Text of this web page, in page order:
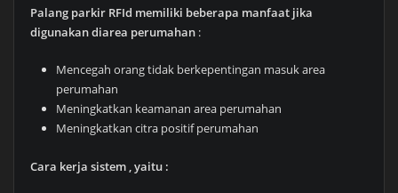
Palang parkir RFId memiliki beberapa manfaat jika
digunakan diarea perumahan:
Mencegah orang tidak berkepentingan masuk area
perumahan
Meningkatkan keamanan area perumahan
Meningkatkan citra positif perumahan
Cara kerja sistem , yaitu :